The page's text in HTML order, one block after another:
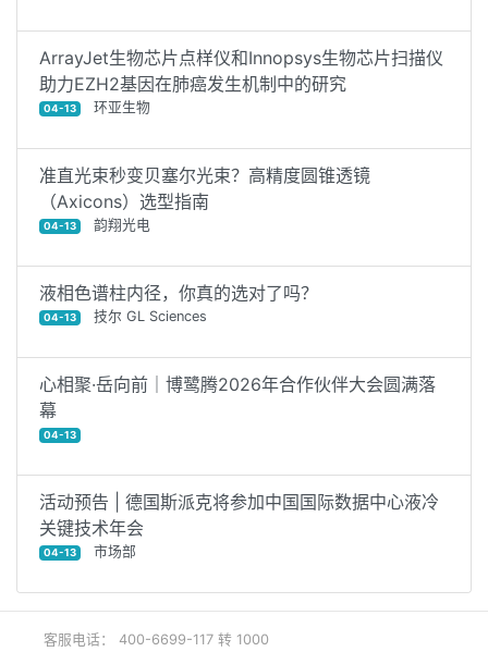
ArrayJet生物芯片点样仪和Innopsys生物芯片扫描仪
助力EZH2基因在肺癌发生机制中的研究
04-13 环亚生物
准直光束秒变贝塞尔光束？高精度圆锥透镜
（Axicons）选型指南
04-13 韵翔光电
液相色谱柱内径，你真的选对了吗？
04-13 技尔 GL Sciences
心相聚·岳向前｜博鹭腾2026年合作伙伴大会圆满落
幕
04-13
活动预告 | 德国斯派克将参加中国国际数据中心液冷
关键技术年会
04-13 市场部
客服电话： 400-6699-117 转 1000